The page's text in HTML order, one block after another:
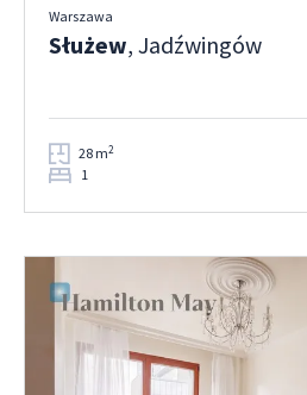
Warszawa
Służew, Jadźwingów
28 m2
1